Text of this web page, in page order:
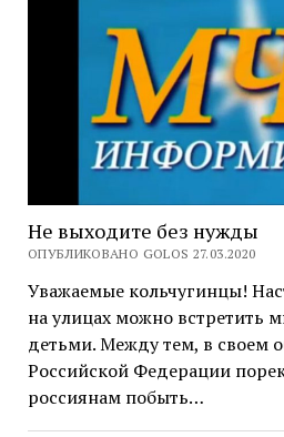
Не выходите без нужды
ОПУБЛИКОВАНО GOLOS 27.03.2020
Уважаемые кольчугинцы!
на улицах можно встретить
детьми. Между тем, в своем
Российской Федерации
россиянам побыть…